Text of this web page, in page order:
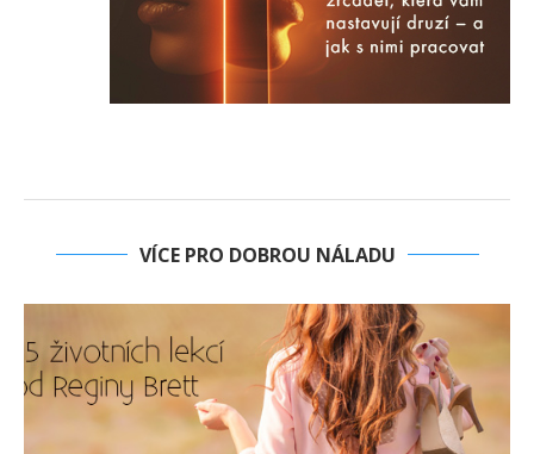
VÍCE PRO DOBROU NÁLADU